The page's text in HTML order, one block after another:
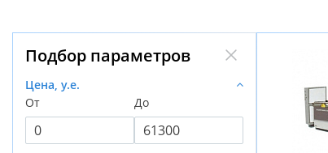
Подбор параметров
Цена, у.е.
От
До